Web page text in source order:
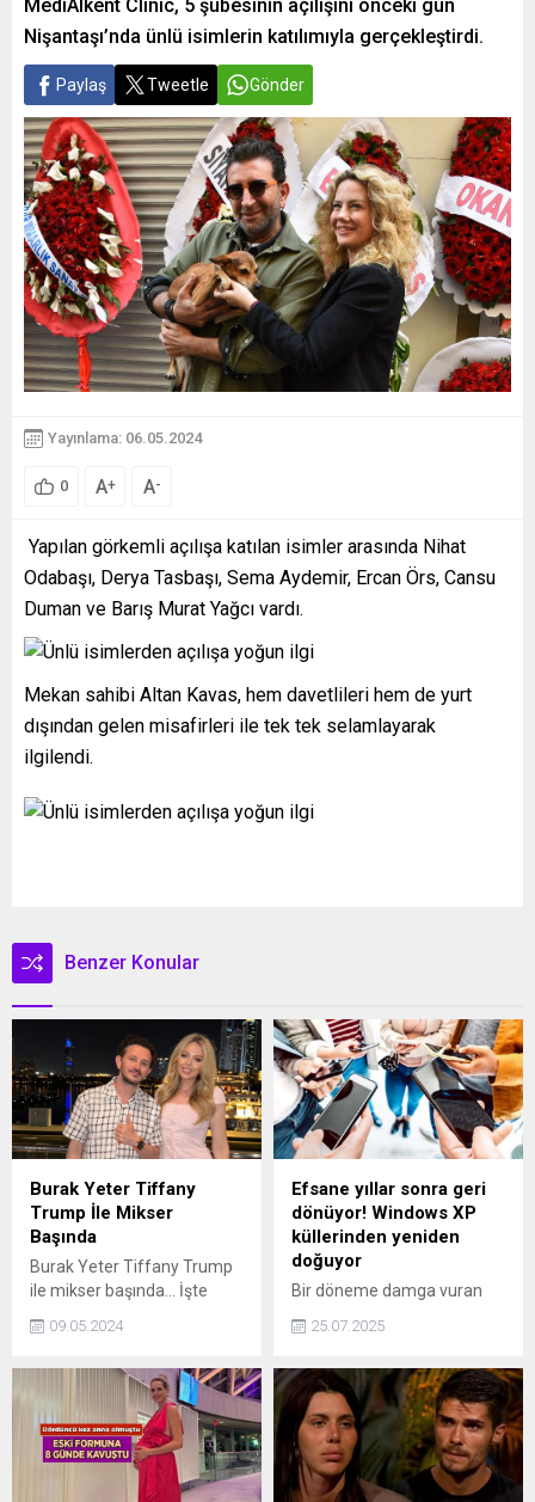
MediAlkent Clinic, 5 şubesinin açılışını önceki gün
Nişantaşı’nda ünlü isimlerin katılımıyla gerçekleştirdi.
Paylaş Tweetle Gönder
Yayınlama: 06.05.2024
0 A+ A-
Yapılan görkemli açılışa katılan isimler arasında Nihat
Odabaşı, Derya Tasbaşı, Sema Aydemir, Ercan Örs, Cansu
Duman ve Barış Murat Yağcı vardı.
Mekan sahibi Altan Kavas, hem davetlileri hem de yurt
dışından gelen misafirleri ile tek tek selamlayarak
ilgilendi.
Benzer Konular
Burak Yeter Tiffany
Trump İle Mikser
Başında
Burak Yeter Tiffany Trump
ile mikser başında... İşte
09.05.2024
Efsane yıllar sonra geri
dönüyor! Windows XP
küllerinden yeniden
doğuyor
Bir döneme damga vuran
Windows XP, nostalji
buldu. Üstelik bu deneyimi
yaşamak için herhangi bir
indirme ya da kurulum
yapmanıza gerek yok!
25.07.2025